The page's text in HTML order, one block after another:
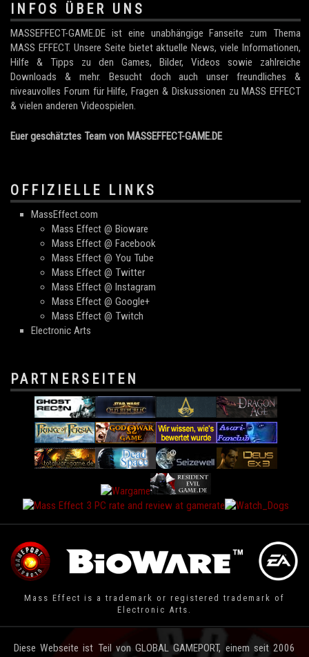
INFOS ÜBER UNS
MASSEFFECT-GAME.DE ist eine unabhängige Fanseite zum Thema
MASS EFFECT. Unsere Seite bietet aktuelle News, viele Informationen,
Hilfe & Tipps zu den Games, Bilder, Videos sowie zahlreiche
Downloads & mehr. Besucht doch auch unser freundliches &
niveauvolles Forum für Hilfe, Fragen & Diskussionen zu MASS EFFECT
& vielen anderen Videospielen.
Euer geschätztes Team von MASSEFFECT-GAME.DE
OFFIZIELLE LINKS
MassEffect.com
Mass Effect @ Bioware
Mass Effect @ Facebook
Mass Effect @ You Tube
Mass Effect @ Twitter
Mass Effect @ Instagram
Mass Effect @ Google+
Mass Effect @ Twitch
Electronic Arts
PARTNERSEITEN
Mass Effect is a trademark or registered trademark of
Electronic Arts.
Diese Webseite ist Teil von GLOBAL GAMEPORT, einem seit 2006